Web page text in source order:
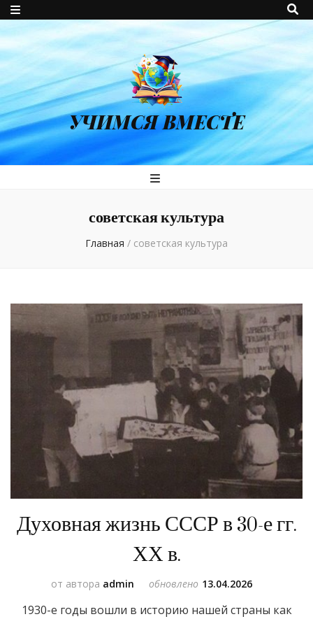
УЧИМСЯ ВМЕСТЕ
советская культура
Главная / советская культура
Духовная жизнь СССР в 30-е гг.
ХХ в.
от автора admin обновлено 13.04.2026
1930-е годы вошли в историю нашей страны как